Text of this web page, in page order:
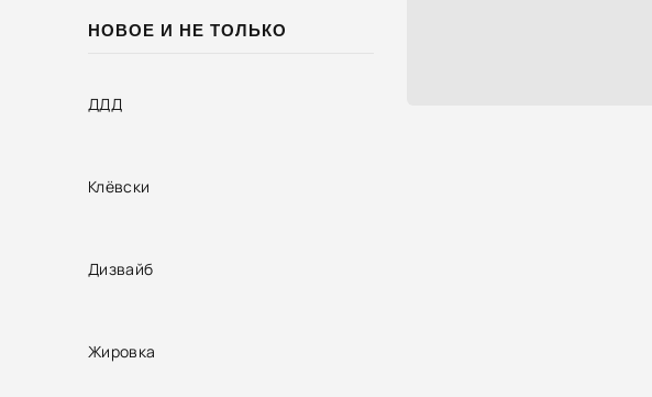
НОВОЕ И НЕ ТОЛЬКО
ДДД
Клёвски
Дизвайб
Жировка